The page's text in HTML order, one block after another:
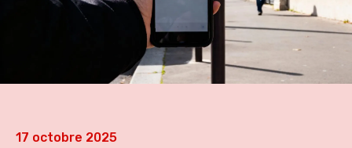
17 octobre 2025